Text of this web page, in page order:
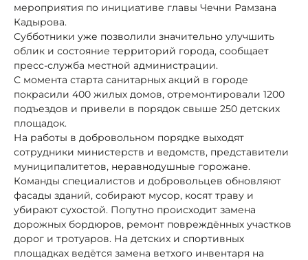
мероприятия по инициативе главы Чечни Рамзана
Кадырова.
Субботники уже позволили значительно улучшить
облик и состояние территорий города, сообщает
пресс-служба местной администрации.
С момента старта санитарных акций в городе
покрасили 400 жилых домов, отремонтировали 1200
подъездов и привели в порядок свыше 250 детских
площадок.
На работы в добровольном порядке выходят
сотрудники министерств и ведомств, представители
муниципалитетов, неравнодушные горожане.
Команды специалистов и добровольцев обновляют
фасады зданий, собирают мусор, косят траву и
убирают сухостой. Попутно происходит замена
дорожных бордюров, ремонт повреждённых участков
дорог и тротуаров. На детских и спортивных
площадках ведётся замена ветхого инвентаря на